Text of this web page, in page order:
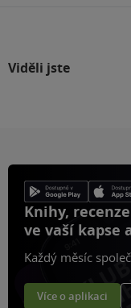
Viděli jste
Knihy,
ve vaší kapse
Každý měsíc
Více o aplikaci